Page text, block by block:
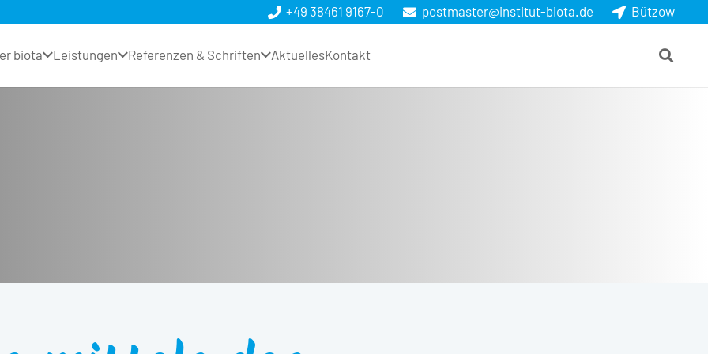
+49 38461 9167-0 postmaster@institut-biota.de Bützow
biota Leistungen Referenzen & Schriften AktuellesKontakt